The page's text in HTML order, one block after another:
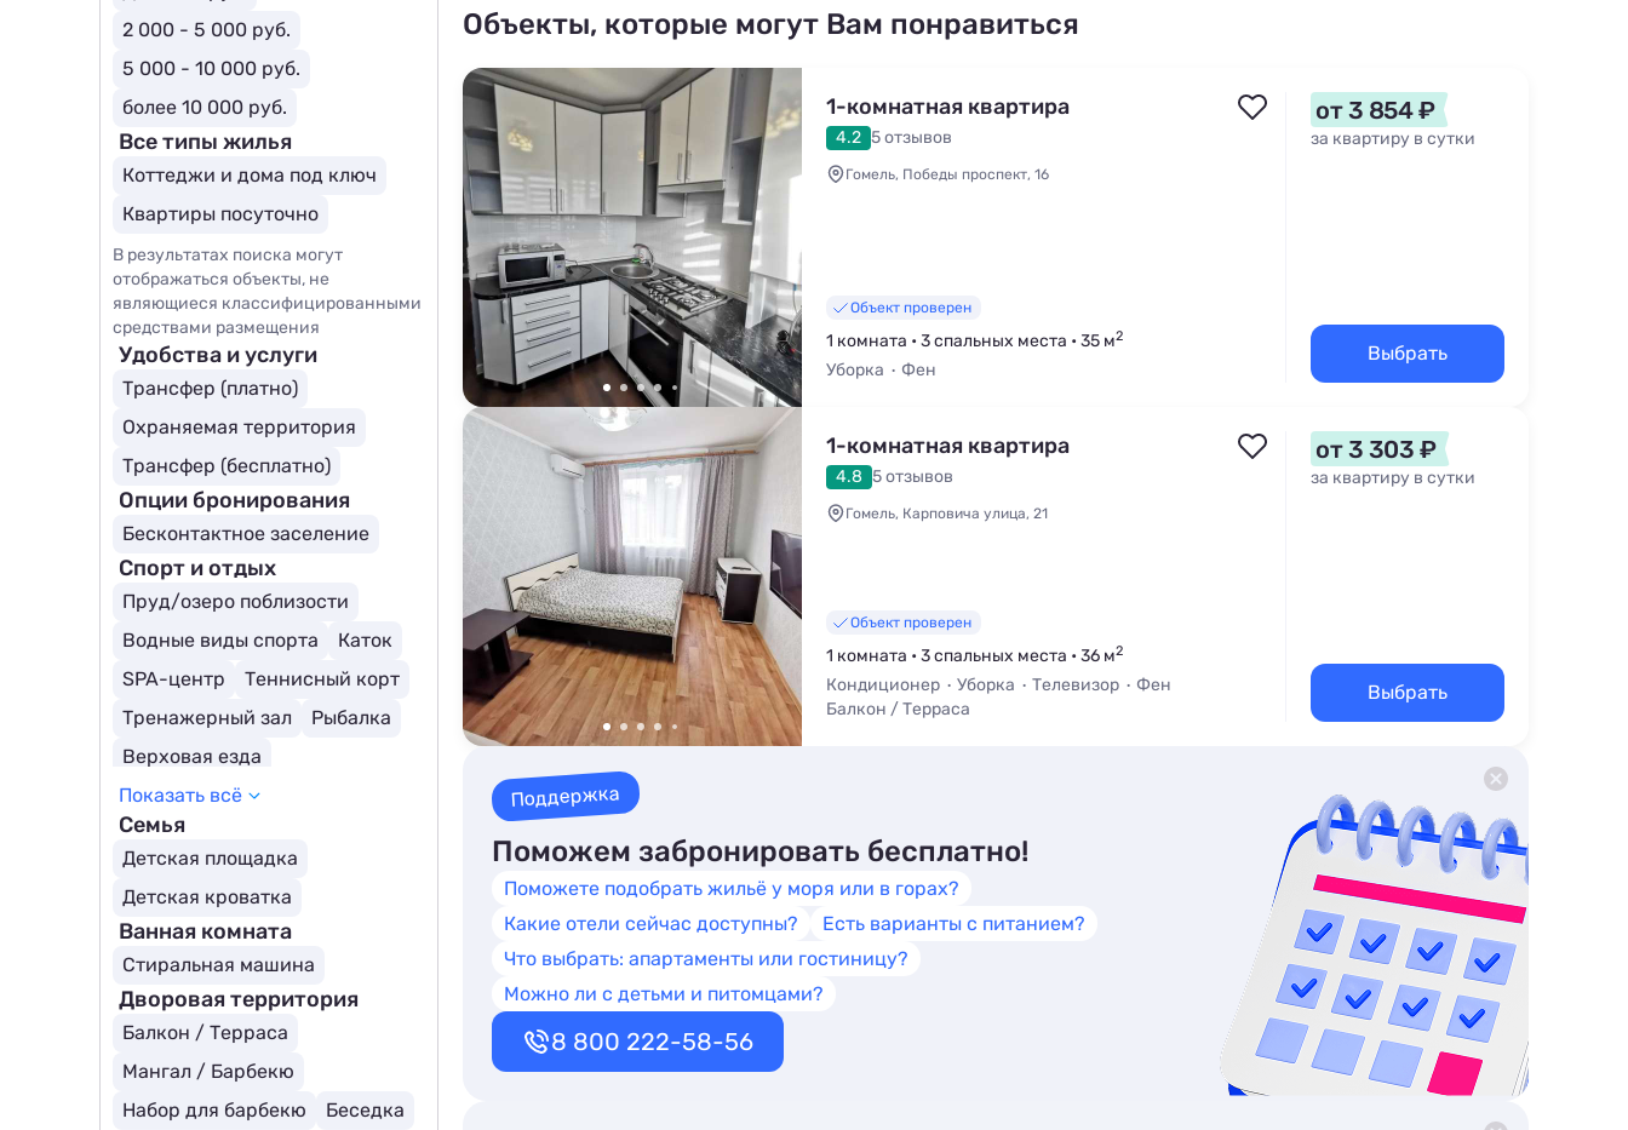
Объекты, которые могут Вам понравиться
1-комнатная квартира
4.2 5 отзывов
Гомель, Победы проспект, 16
Объект проверен
1 комната • 3 спальных места • 35 м2
Уборка Фен
от 3 854 ₽
за квартиру в сутки
Выбрать
1-комнатная квартира
4.8 5 отзывов
Гомель, Карповича улица, 21
Объект проверен
1 комната • 3 спальных места • 36 м2
Кондиционер Уборка Телевизор
Фен
Балкон / Терраса
от 3 303 ₽
за квартиру в сутки
Выбрать
Поддержка
Поможем забронировать бесплатно!
Поможете подобрать жильё у моря или в горах?
Какие отели сейчас доступны?
Есть варианты с питанием?
Что выбрать: апартаменты или гостиницу?
Можно ли с детьми и питомцами?
8 800 222-58-56
2 000 - 5 000 руб.
5 000 - 10 000 руб.
более 10 000 руб.
Все типы жилья
Коттеджи и дома под ключ
Квартиры посуточно
В результатах поиска могут
отображаться объекты, не
являющиеся классифицированными
средствами размещения
Удобства и услуги
Трансфер (платно)
Охраняемая территория
Трансфер (бесплатно)
Опции бронирования
Бесконтактное заселение
Спорт и отдых
Пруд/озеро поблизости
Водные виды спорта
Каток
SPA-центр
Теннисный корт
Тренажерный зал
Рыбалка
Верховая езда
Показать всё
Семья
Детская площадка
Детская кроватка
Ванная комната
Стиральная машина
Дворовая территория
Балкон / Терраса
Мангал / Барбекю
Набор для барбекю
Беседка